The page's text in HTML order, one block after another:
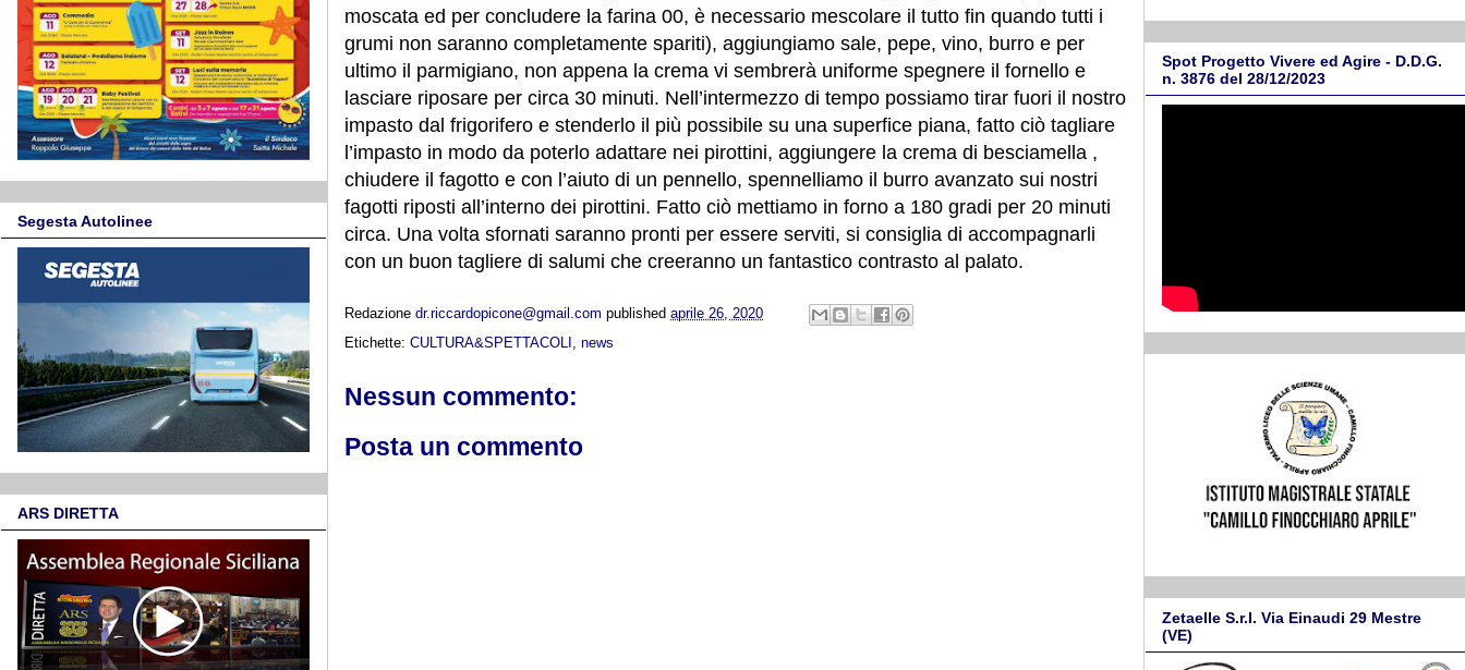
moscata ed per concludere la farina 00, è necessario mescolare il tutto fin quando tutti i
grumi non saranno completamente spariti), aggiungiamo sale, pepe, vino, burro e per
ultimo il parmigiano, non appena la crema vi sembrerà uniforme spegnere il fornello e
lasciare riposare per circa 30 minuti. Nell’intermezzo di tempo possiamo tirar fuori il nostro
impasto dal frigorifero e stenderlo il più possibile su una superfice piana, fatto ciò tagliare
l’impasto in modo da poterlo adattare nei pirottini, aggiungere la crema di besciamella ,
chiudere il fagotto e con l’aiuto di un pennello, spennelliamo il burro avanzato sui nostri
fagotti riposti all’interno dei pirottini. Fatto ciò mettiamo in forno a 180 gradi per 20 minuti
circa. Una volta sfornati saranno pronti per essere serviti, si consiglia di accompagnarli
con un buon tagliere di salumi che creeranno un fantastico contrasto al palato.
Redazione dr.riccardopicone@gmail.com published aprile 26, 2020
Etichette: CULTURA&SPETTACOLI news
Nessun commento:
Posta un commento
Segesta Autolinee
ARS DIRETTA
Spot Progetto Vivere ed Agire - D.D.G.
n. 3876 del 28/12/2023
Zetaelle S.r.l. Via Einaudi 29 Mestre
(VE)